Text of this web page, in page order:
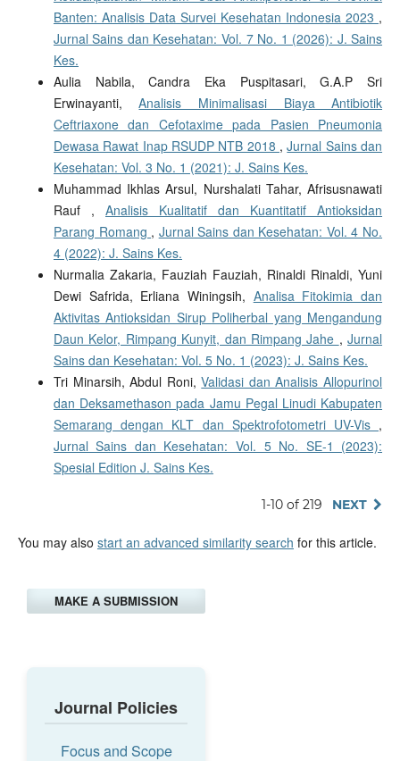
Banten: Analisis Data Survei Kesehatan Indonesia 2023 ,
Jurnal Sains dan Kesehatan: Vol. 7 No. 1 (2026): J. Sains
Kes.
Aulia Nabila, Candra Eka Puspitasari, G.A.P Sri
Erwinayanti,Analisis Minimalisasi Biaya Antibiotik
Ceftriaxone dan Cefotaxime pada Pasien Pneumonia
Dewasa Rawat Inap RSUDP NTB 2018 ,Jurnal Sains dan
Kesehatan: Vol. 3 No. 1 (2021): J. Sains Kes.
Muhammad Ikhlas Arsul, Nurshalati Tahar, Afrisusnawati
Rauf , Analisis Kualitatif dan Kuantitatif Antioksidan
Parang Romang , Jurnal Sains dan Kesehatan: Vol. 4 No.
4 (2022): J. Sains Kes.
Nurmalia Zakaria, Fauziah Fauziah, Rinaldi Rinaldi, Yuni
Dewi Safrida, Erliana Winingsih, Analisa Fitokimia dan
Aktivitas Antioksidan Sirup Poliherbal yang Mengandung
Daun Kelor, Rimpang Kunyit, dan Rimpang Jahe ,Jurnal
Sains dan Kesehatan: Vol. 5 No. 1 (2023): J. Sains Kes.
Tri Minarsih, Abdul Roni,Validasi dan Analisis Allopurinol
dan Deksamethason pada Jamu Pegal Linudi Kabupaten
Semarang dengan KLT dan Spektrofotometri UV-Vis ,
Jurnal Sains dan Kesehatan: Vol. 5 No. SE-1 (2023):
Spesial Edition J. Sains Kes.
1-10 of 219 NEXT
You may also start an advanced similarity search for this article.
MAKE A SUBMISSION
Journal Policies
Focus and Scope